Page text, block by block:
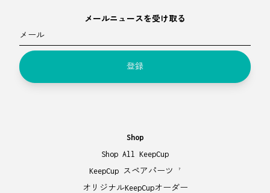
メールニュースを受け取る
メール
登録
Shop
Shop All KeepCup
KeepCup スペアパーツ
7
オリジナルKeepCupオーダー